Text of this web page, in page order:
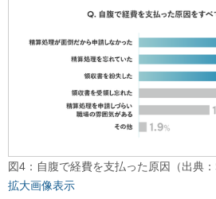
図4：自腹で経費を支払った原因（出典：
拡大画像表示